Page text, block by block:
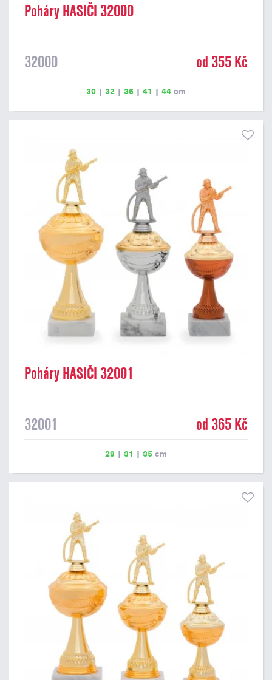
Poháry HASIČI 32000
32000 od 355 Kč
30 | 32 | 36 | 41 | 44 cm
Poháry HASIČI 32001
32001 od 365 Kč
29 | 31 | 35 cm